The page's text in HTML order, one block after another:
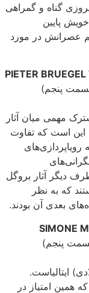
گناه و گمراهی
پایین
عصرانش در مورد
مهمی‌ میا‌‌ن آثار
این است که تفاوت
رویاپردازى‌هاى
دیگر آثار بروگل
که به نظر
بعدی آن‌ بودند.
ایتالیاست.
همین امتیاز در